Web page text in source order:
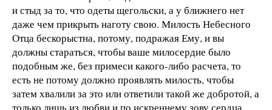
и стыд за то, что одеты щегольски, а у ближнего нет
даже чем прикрыть наготу свою. Милость Небесного
Отца бескорыстна, потому, подражая Ему, и вы
должны стараться, чтобы ваше милосердие было
подобным же, без примеси какого-либо расчета, то
есть не потому должно проявлять милость, чтобы
затем хвалили за это или ответили такой же добротой, а
только лишь из любви и по искреннему зову сердца.